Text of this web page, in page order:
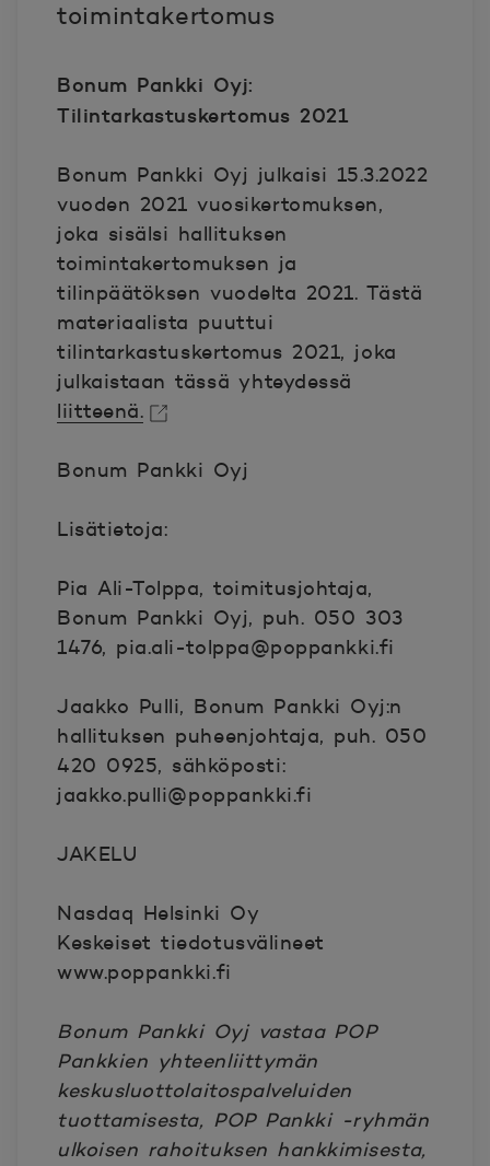
toimintakertomus
Bonum Pankki Oyj:
Tilintarkastuskertomus 2021
Bonum Pankki Oyj julkaisi 15.3.2022
vuoden 2021 vuosikertomuksen,
joka sisälsi hallituksen
toimintakertomuksen ja
tilinpäätöksen vuodelta 2021. Tästä
materiaalista puuttui
tilintarkastuskertomus 2021, joka
julkaistaan tässä yhteydessä
liitteenä.
Bonum Pankki Oyj
Lisätietoja:
Pia Ali-Tolppa, toimitusjohtaja,
Bonum Pankki Oyj, puh. 050 303
1476, pia.ali-tolppa@poppankki.fi
Jaakko Pulli, Bonum Pankki Oyj:n
hallituksen puheenjohtaja, puh. 050
420 0925, sähköposti:
jaakko.pulli@poppankki.fi
JAKELU
Nasdaq Helsinki Oy
Keskeiset tiedotusvälineet
www.poppankki.fi
Bonum Pankki Oyj vastaa POP
Pankkien yhteenliittymän
keskusluottolaitospalveluiden
tuottamisesta, POP Pankki -ryhmän
ulkoisen rahoituksen hankkimisesta,